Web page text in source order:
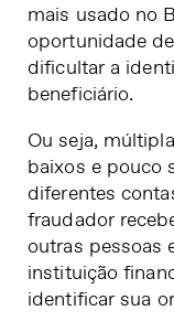
mais usado no
oportunidade
dificultar a
beneficiário.
Ou seja,
baixos e pouco
diferentes
fraudador
outras pessoas
instituição
identificar sua